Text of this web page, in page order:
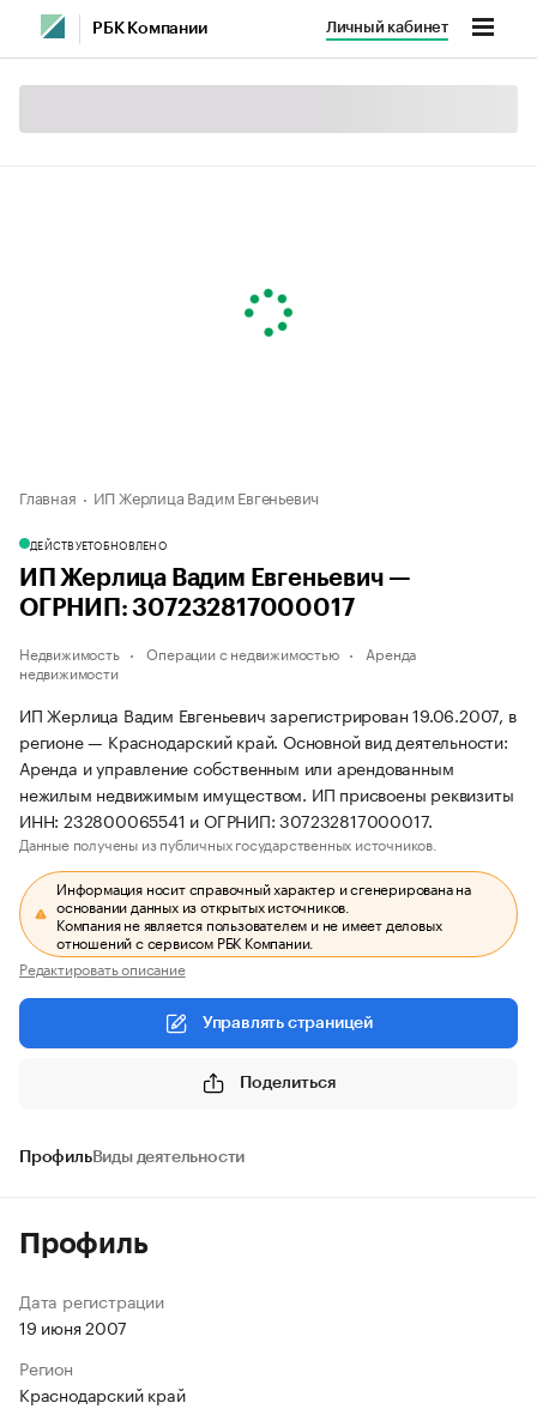
РБК Компании Личный кабинет
Главная ИП Жерлица Вадим Евгеньевич
ДЕЙСТВУЕТОБНОВЛЕНО
ИП Жерлица Вадим Евгеньевич —
ОГРНИП: 307232817000017
Недвижимость Операции с недвижимостью
Аренда
недвижимости
ИП Жерлица Вадим Евгеньевич зарегистрирован 19.06.2007, в
регионе — Краснодарский край. Основной вид деятельности:
Аренда и управление собственным или арендованным
нежилым недвижимым имуществом. ИП присвоены реквизиты
ИНН: 232800065541 и ОГРНИП: 307232817000017.
Данные получены из публичных государственных источников.
Информация носит справочный характер и сгенерирована на
основании данных из открытых источников.
Компания не является пользователем и не имеет деловых
отношений с сервисом РБК Компании.
Редактировать описание
Управлять страницей
Поделиться
ПрофильВиды деятельности
Профиль
Дата регистрации
19 июня 2007
Регион
Краснодарский край